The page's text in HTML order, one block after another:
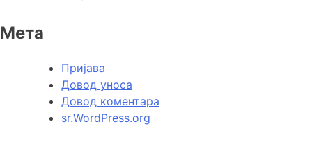
Мета
Пријава
Довод уноса
Довод коментара
sr.WordPress.org